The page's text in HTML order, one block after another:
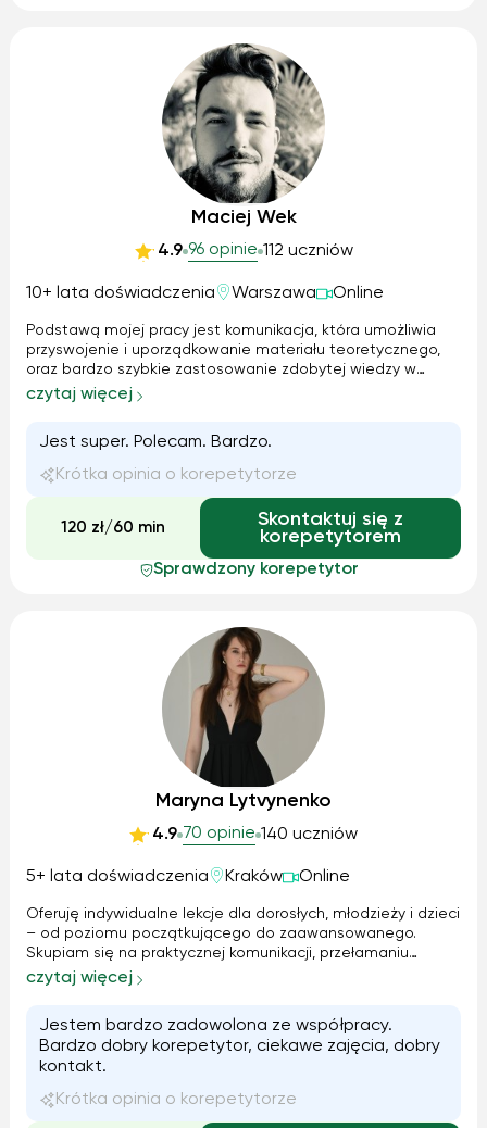
Maciej Wek
4.9 96 opinie 112 uczniów
10+ lata doświadczenia Warszawa Online
Podstawą mojej pracy jest komunikacja, która umożliwia
przyswojenie i uporządkowanie materiału teoretycznego,
oraz bardzo szybkie zastosowanie zdobytej wiedzy w
praktyce. Nastawienie na praktyczna znajomość języka.
związane z egzaminami językowymi lub szkolnymi. Możemy
pracować z podręcznikiem ucznia, albo poznawać język w
oparciu o różne materiały i pomoce językowe.
czytaj więcej
Jest super. Polecam. Bardzo.
Krótka opinia o korepetytorze
120 zł/60 min
Skontaktuj się z
korepetytorem
Sprawdzony korepetytor
Maryna Lytvynenko
4.9 70 opinie 140 uczniów
5+ lata doświadczenia Kraków Online
Oferuję indywidualne lekcje dla dorosłych, młodzieży i dzieci
– od poziomu początkującego do zaawansowanego.
Skupiam się na praktycznej komunikacji, przełamaniu
bariery mówienia oraz angielskim przydatnym w pracy,
Master, FOX, Pingwin / Panda
czytaj więcej
Jestem bardzo zadowolona ze współpracy.
Bardzo dobry korepetytor, ciekawe zajęcia, dobry
kontakt.
Krótka opinia o korepetytorze